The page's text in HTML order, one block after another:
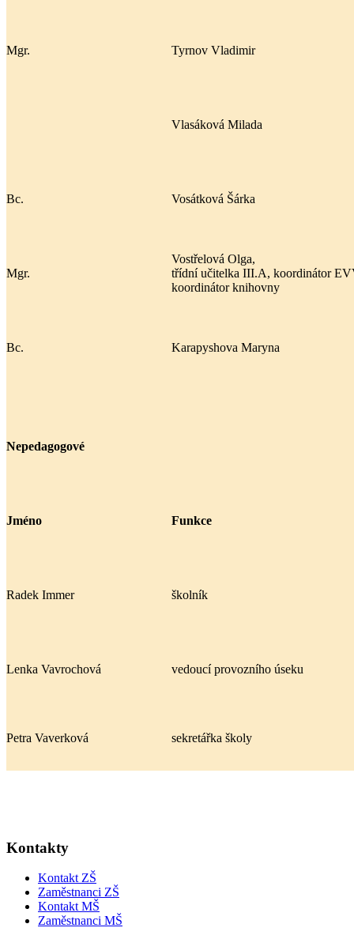
Mgr. Tyrnov Vladimir
Vlasáková Milada
Bc. Vosátková Šárka
Mgr.
Vostřelová Olga,
třídní učitelka III.A, koordinátor
koordinátor knihovny
Bc. Karapyshova Maryna
Nepedagogové
Jméno Funkce
Radek Immer školník
Lenka Vavrochová vedoucí provozního úseku
Petra Vaverková sekretářka školy
Kontakty
Kontakt ZŠ
Zaměstnanci ZŠ
Kontakt MŠ
Zaměstnanci MŠ